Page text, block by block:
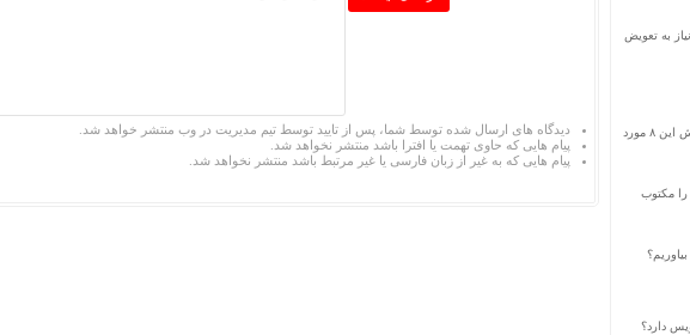
به تعویض
قبل از امضای فاکتور کفپوش این ۸ مورد
کفپوش این ۸ مورد را مکتوب
دارد؟
دیدگاه های ارسال شده توسط شما، پس از تایید توسط تیم مدیریت در وب منتشر خواهد شد.
پیام هایی که حاوی تهمت یا افترا باشد منتشر نخواهد شد.
پیام هایی که به غیر از زبان فارسی یا غیر مرتبط باشد منتشر نخواهد شد.